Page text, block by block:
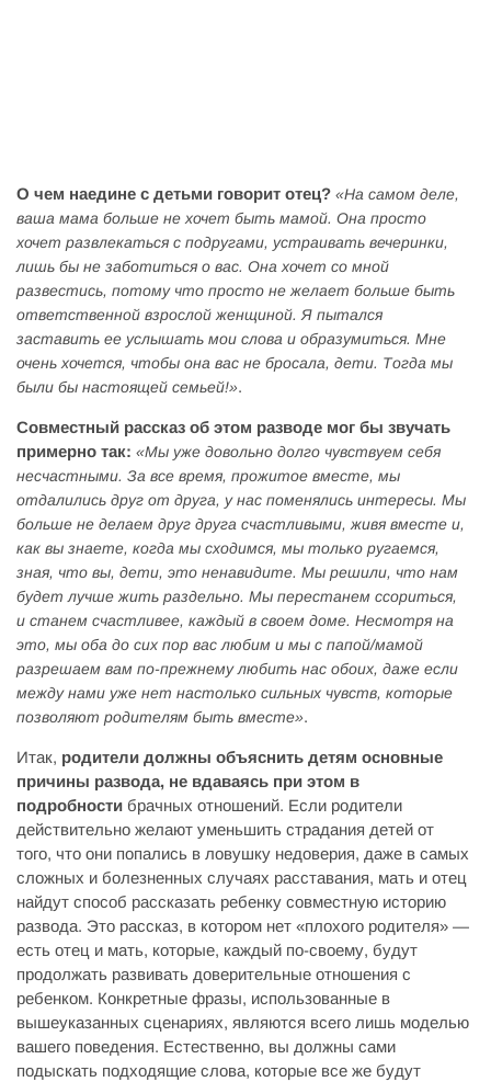
О чем наедине с детьми говорит отец? «На самом деле,
ваша мама больше не хочет быть мамой. Она просто
хочет развлекаться с подругами, устраивать вечеринки,
лишь бы не заботиться о вас. Она хочет со мной
развестись, потому что просто не желает больше быть
ответственной взрослой женщиной. Я пытался
заставить ее услышать мои слова и образумиться. Мне
очень хочется, чтобы она вас не бросала, дети. Тогда мы
были бы настоящей семьей!».
Совместный рассказ об этом разводе мог бы звучать
примерно так: «Мы уже довольно долго чувствуем себя
несчастными. За все время, прожитое вместе, мы
отдалились друг от друга, у нас поменялись интересы. Мы
больше не делаем друг друга счастливыми, живя вместе и,
как вы знаете, когда мы сходимся, мы только ругаемся,
зная, что вы, дети, это ненавидите. Мы решили, что нам
будет лучше жить раздельно. Мы перестанем ссориться,
и станем счастливее, каждый в своем доме. Несмотря на
это, мы оба до сих пор вас любим и мы с папой/мамой
разрешаем вам по-прежнему любить нас обоих, даже если
между нами уже нет настолько сильных чувств, которые
позволяют родителям быть вместе».
Итак, родители должны объяснить детям основные
причины развода, не вдаваясь при этом в
подробности брачных отношений. Если родители
действительно желают уменьшить страдания детей от
того, что они попались в ловушку недоверия, даже в самых
сложных и болезненных случаях расставания, мать и отец
найдут способ рассказать ребенку совместную историю
развода. Это рассказ, в котором нет «плохого родителя» —
есть отец и мать, которые, каждый по-своему, будут
продолжать развивать доверительные отношения с
ребенком. Конкретные фразы, использованные в
вышеуказанных сценариях, являются всего лишь моделью
вашего поведения. Естественно, вы должны сами
подыскать подходящие слова, которые все же будут